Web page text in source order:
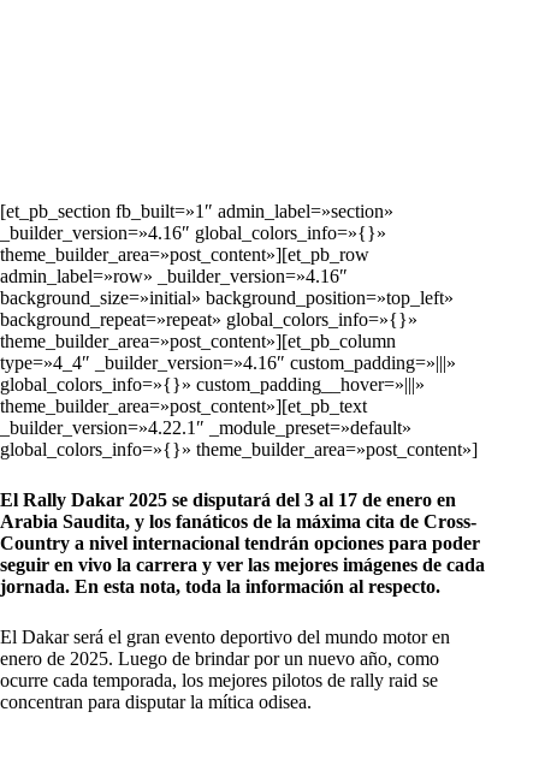
[et_pb_section fb_built=»1″ admin_label=»section»
_builder_version=»4.16″ global_colors_info=»{}»
theme_builder_area=»post_content»][et_pb_row
admin_label=»row» _builder_version=»4.16″
background_size=»initial» background_position=»top_left»
background_repeat=»repeat» global_colors_info=»{}»
theme_builder_area=»post_content»][et_pb_column
type=»4_4″ _builder_version=»4.16″ custom_padding=»|||»
global_colors_info=»{}» custom_padding__hover=»|||»
theme_builder_area=»post_content»][et_pb_text
_builder_version=»4.22.1″ _module_preset=»default»
global_colors_info=»{}» theme_builder_area=»post_content»]
El Rally Dakar 2025 se disputará del 3 al 17 de enero en
Arabia Saudita, y los fanáticos de la máxima cita de Cross-
Country a nivel internacional tendrán opciones para poder
seguir en vivo la carrera y ver las mejores imágenes de cada
jornada. En esta nota, toda la información al respecto.
El Dakar será el gran evento deportivo del mundo motor en
enero de 2025. Luego de brindar por un nuevo año, como
ocurre cada temporada, los mejores pilotos de rally raid se
concentran para disputar la mítica odisea.